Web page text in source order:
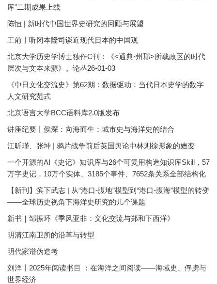
库”二期成果上线
陈恒 | 新时代中国世界史研究的回顾与展望
王前丨听冈本隆司谈近现代日本的中国观
北京大学历史学博士独作C刊：《<通典·州郡>所载政区的时代
层次与文本来源》。论丛26-01-03
《中日文化交流史》第62期：数据驱动：当代日本史学的数字
人文研究范式
北京语言大学BCC语料库2.0版发布
讲座纪要丨侯深：向海而生：城市史与海洋史的结合
江昕瑾、张坤 | 鸦片战争前后英国舆论中林则徐形象的嬗变
一个开源的AI《史记》知识库与26个可复用构造知识库Skill，57
万字史记，10万个实体、3185个事件、7652条关系全部结构化
【新刊】滨下武志 | 从“港口-腹地”模型到“港口-腹海”模型的转变
——全球历史视角下海洋史研究的几个课题
新书｜邹振环《季风亚非：文化交流与郑和下西洋》
明清江南卫所的沿革与转型
明代家谱伪造考
刘洋丨2025年阅读书目 ：在海洋之间阅读——海域史、俘虏与
世界经济